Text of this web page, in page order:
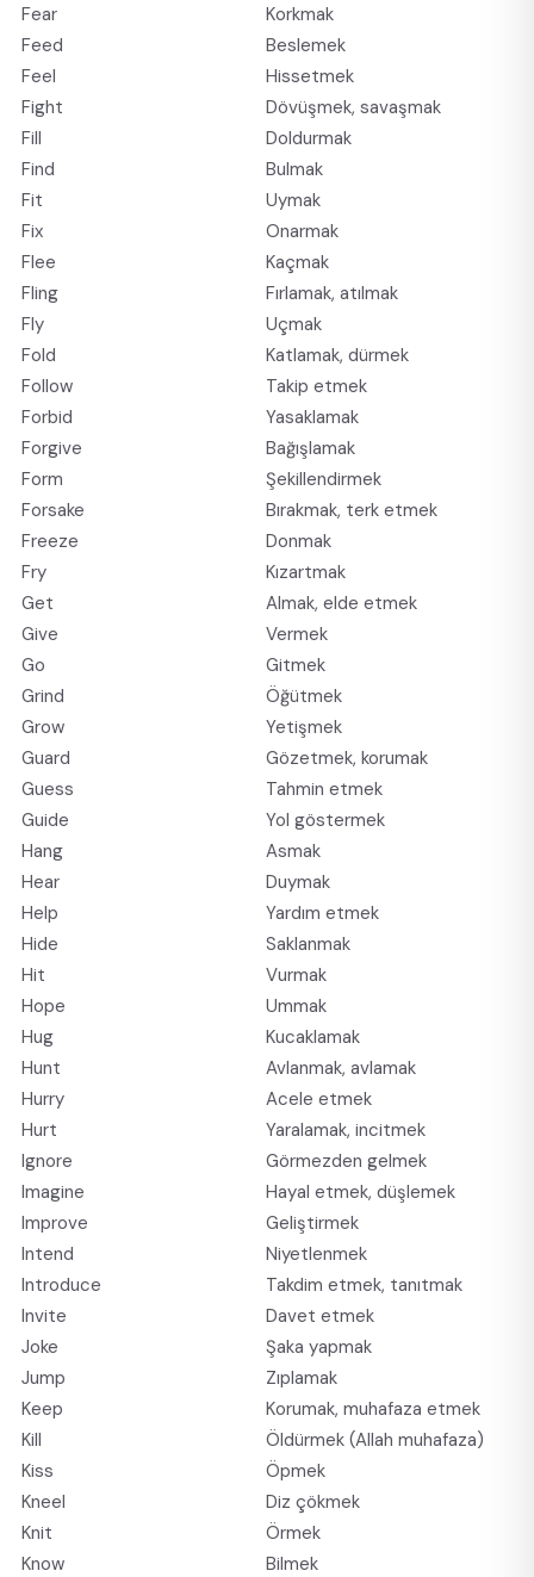
Fear
Korkmak
Feed
Beslemek
Feel
Hissetmek
Fight
Dövüşmek, savaşmak
Fill
Doldurmak
Find
Bulmak
Fit
Uymak
Fix
Onarmak
Flee
Kaçmak
Fling
Fırlamak, atılmak
Fly
Uçmak
Fold
Katlamak, dürmek
Follow
Takip etmek
Forbid
Yasaklamak
Forgive
Bağışlamak
Form
Şekillendirmek
Forsake
Bırakmak, terk etmek
Freeze
Donmak
Fry
Kızartmak
Get
Almak, elde etmek
Give
Vermek
Go
Gitmek
Grind
Öğütmek
Grow
Yetişmek
Guard
Gözetmek, korumak
Guess
Tahmin etmek
Guide
Yol göstermek
Hang
Asmak
Hear
Duymak
Help
Yardım etmek
Hide
Saklanmak
Hit
Vurmak
Hope
Ummak
Hug
Kucaklamak
Hunt
Avlanmak, avlamak
Hurry
Acele etmek
Hurt
Yaralamak, incitmek
Ignore
Görmezden gelmek
Imagine
Hayal etmek, düşlemek
Improve
Geliştirmek
Intend
Niyetlenmek
Introduce
Takdim etmek, tanıtmak
Invite
Davet etmek
Joke
Şaka yapmak
Jump
Zıplamak
Keep
Korumak, muhafaza etmek
Kill
Öldürmek (Allah muhafaza)
Kiss
Öpmek
Kneel
Diz çökmek
Knit
Örmek
Know
Bilmek